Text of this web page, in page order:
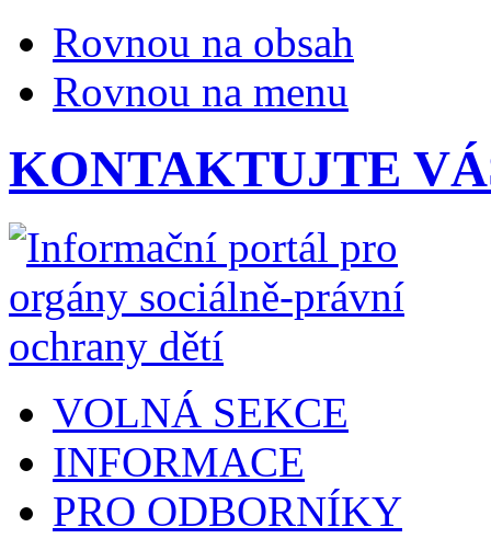
Rovnou na obsah
Rovnou na menu
KONTAKTUJTE
VOLNÁ SEKCE
INFORMACE
PRO ODBORNÍKY